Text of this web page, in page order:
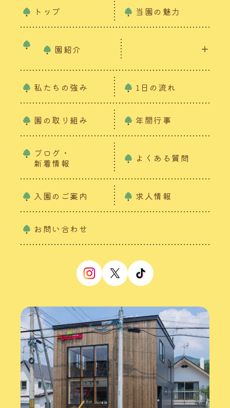
トップ 当園の魅力
園紹介
私たちの強み 1日の流れ
園の取り組み 年間行事
ブログ・
新着情報
よくある質問
入園のご案内 求人情報
お問い合わせ